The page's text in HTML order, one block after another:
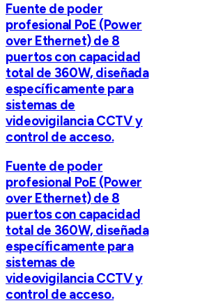
Fuente de poder
profesional PoE (Power
over Ethernet) de 8
puertos con capacidad
total de 360W, diseñada
específicamente para
sistemas de
videovigilancia CCTV y
control de acceso.
Fuente de poder
profesional PoE (Power
over Ethernet) de 8
puertos con capacidad
total de 360W, diseñada
específicamente para
sistemas de
videovigilancia CCTV y
control de acceso.